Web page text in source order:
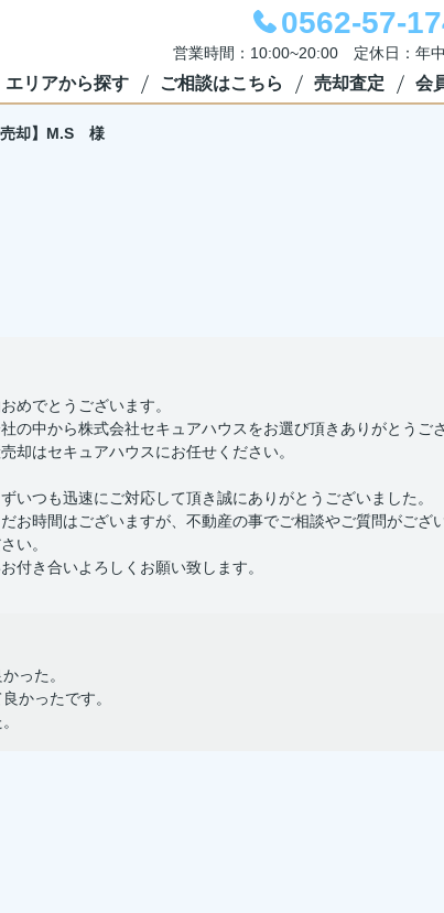
0562-57-
営業時間：10:00~20:00 定休日：年
エリアから探す ご相談はこちら 売却査定 会
売却】M.S 様
めでとうございます。
の中から株式会社セキュアハウスをお選び頂きありがとうご
却はセキュアハウスにお任せください。
いつも迅速にご対応して頂き誠にありがとうございました。
お時間はございますが、不動産の事でご相談やご質問がござ
い。
付き合いよろしくお願い致します。
った。
かったです。